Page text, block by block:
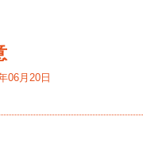
06月20日